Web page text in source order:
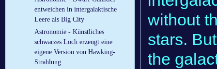
entweichen in intergalaktische
Leere als Big City
Astronomie - Künstliches
schwarzes Loch erzeugt eine
eigene Version von Hawking-
Strahlung
without
stars.
the